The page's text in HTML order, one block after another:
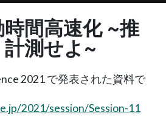
間高速化 ~推
測せよ~
2021 で発表された資料で
2021/session/Session-11